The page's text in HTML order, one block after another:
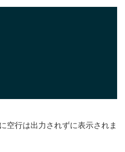
空行は出力されずに表示されま